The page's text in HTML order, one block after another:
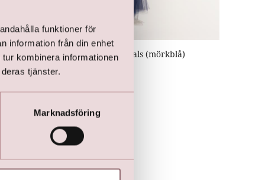
funktioner för
information från din enhet
kombinera informationen
tjänster.
Marknadsföring
LILLY Crunchy Tulle Illusion V-hals (mörkblå)
kr 2 500,00